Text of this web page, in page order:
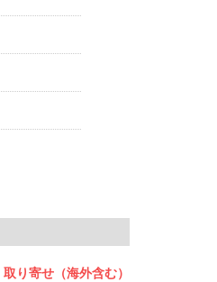
取り寄せ（海外含む）